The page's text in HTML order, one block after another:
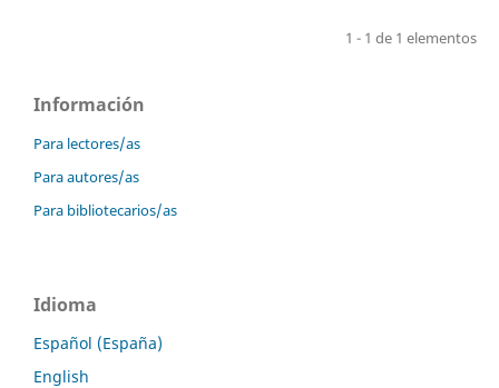
1 - 1 de 1 elementos
Información
Para lectores/as
Para autores/as
Para bibliotecarios/as
Idioma
Español (España)
English